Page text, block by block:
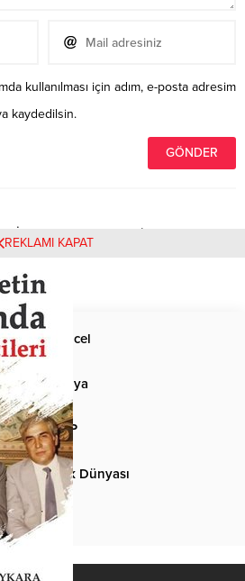
kullanılması için adım, e-posta adresim
kaydedilsin.
İlk yorumu yukarıdaki form
Güncel
Dünya
MHP
Türk Dünyası
REKLAMI KAPAT